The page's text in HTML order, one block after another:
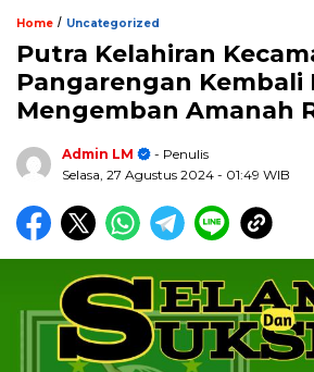
Home / Uncategorized
Putra Kelahiran
Pangarengan Kembali
Mengemban Amanah
Admin LM
- Penulis
Selasa, 27 Agustus 2024 - 01:49 WIB